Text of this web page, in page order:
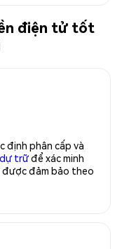
điện tử tốt
định phân cấp và
trữđể xác minh
đảm bảo theo